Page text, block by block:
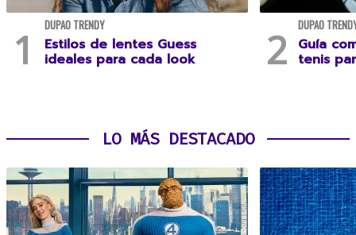
DUPAO TRENDY
Estilos de lentes Guess
ideales para cada look
DUPAO
Guía
tenis
LO MÁS DESTACADO